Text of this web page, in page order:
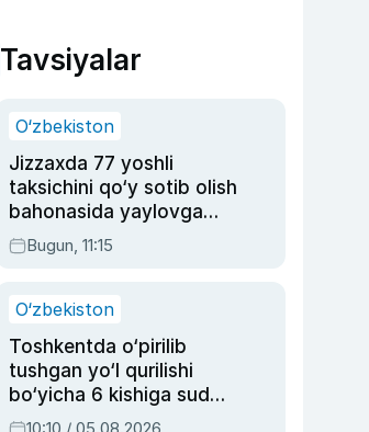
Tavsiyalar
O‘zbekiston
Jizzaxda 77 yoshli
taksichini qo‘y sotib olish
bahonasida yaylovga
olib borib o‘ldirgan yigit
20 yilga qamaldi
Bugun, 11:15
O‘zbekiston
Toshkentda o‘pirilib
tushgan yo‘l qurilishi
bo‘yicha 6 kishiga sud
hukmi o‘qildi